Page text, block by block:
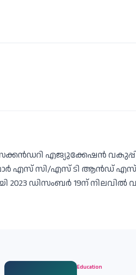
എജ്യുക്കേഷൻ
ഫോർ എസ് സി/എസ് ടി ആൻഡ് എസ്
2023 ഡിസംബർ 19ന് നിലവിൽ
Education